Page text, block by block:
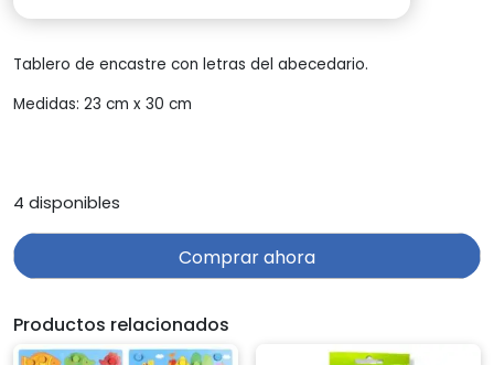
Tablero de encastre con letras del abecedario.
Medidas: 23 cm x 30 cm
4 disponibles
Comprar ahora
Productos relacionados